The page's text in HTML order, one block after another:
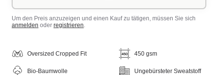
Um den Preis anzuzeigen und einen Kauf zu tätigen, müssen Sie sich
anmelden oder registrieren
Oversized Cropped Fit 450 gsm
Bio-Baumwolle Ungebürsteter Sweatstoff